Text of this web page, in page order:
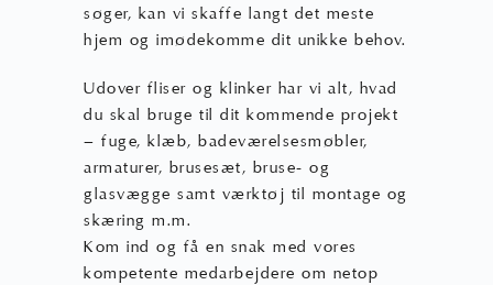
søger, kan vi skaffe langt det meste
hjem og imødekomme dit unikke behov.
Udover fliser og klinker har vi alt, hvad
du skal bruge til dit kommende projekt
– fuge, klæb, badeværelsesmøbler,
armaturer, brusesæt, bruse- og
glasvægge samt værktøj til montage og
skæring m.m.
Kom ind og få en snak med vores
kompetente medarbejdere om netop